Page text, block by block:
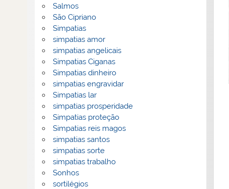
Salmos
São Cipriano
Simpatias
simpatias amor
simpatias angelicais
Simpatias Ciganas
Simpatias dinheiro
simpatias engravidar
Simpatias lar
simpatias prosperidade
Simpatias proteção
Simpatias reis magos
simpatias santos
simpatias sorte
simpatias trabalho
Sonhos
sortilégios